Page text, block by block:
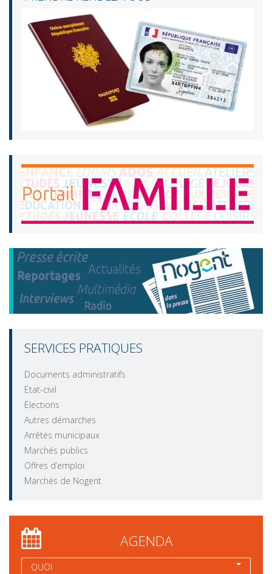
SERVICES PRATIQUES
Documents administratifs
Etat-civil
Elections
Autres démarches
Arrêtés municipaux
Marchés publics
Offres d’emploi
Marchés de Nogent
AGENDA
QUOI